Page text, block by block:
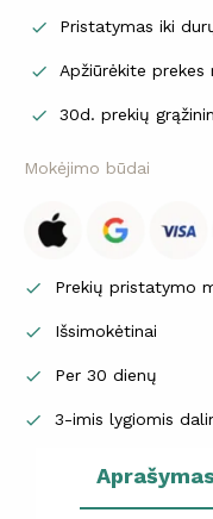
 Pristatymas iki
 Apžiūrėkite prekes
 30d. prekių
Mokėjimo būdai
 Prekių pristatymo
 Išsimokėtinai
 Per 30 dienų
 3-imis lygiomis